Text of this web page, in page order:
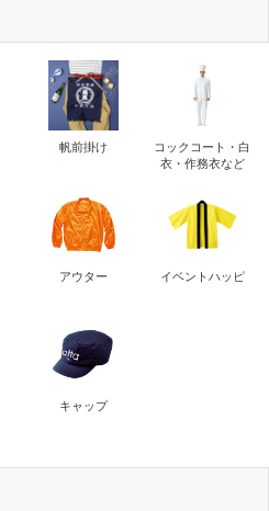
帆前掛け
コックコート・白
衣・作務衣など
アウター イベントハッピ
キャップ